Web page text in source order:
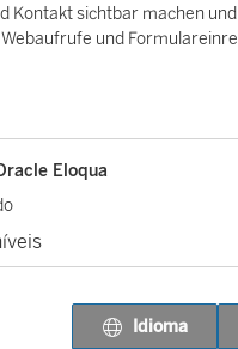
Kontakt sichtbar machen
und
Eloqua
Idioma